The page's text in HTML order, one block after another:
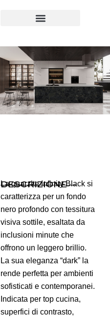
DESCRIZIONE
La quarzite Infinity Black si
caratterizza per un fondo
nero profondo con tessitura
visiva sottile, esaltata da
inclusioni minute che
offrono un leggero brillio.
La sua eleganza “dark” la
rende perfetta per ambienti
sofisticati e contemporanei.
Indicata per top cucina,
superfici di contrasto,